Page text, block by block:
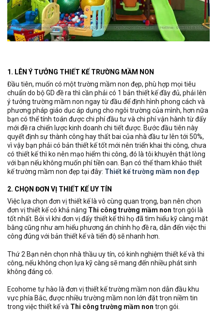
1. LÊN Ý TƯỞNG THIẾT KẾ TRƯỜNG MẦM NON
Đầu tiên, muốn có một trường mầm non đẹp, phù hợp mọi tiêu
chuẩn do bộ GD đề ra thì cần phải có 1 bản thiết kế đầy đủ, phải lên
ý tưởng trường mầm non ngay từ đầu để định hình phong cách và
phương pháp giáo dục áp dụng cho ngôi trường của mình, hơn nữa
bạn có thể tính toán được chi phí đầu tư và chi phí vận hành từ đấy
mới đề ra chiến lược kinh doanh chi tiết được. Bước đầu tiên này
quyết định sự thành công hay thất bai của nhà đầu tư lên tới 50%,
vì vậy bạn phải có bản thiết kế tốt mới nên triển khai thi công, chưa
có thiết kế thì ko nên mạo hiểm thi công, đó là tôi khuyên thật lòng
với bạn nếu không muốn phí tiền oan. Bạn có thể tham khảo thiết
kế trường mầm non đẹp tại đây: Thiết kế trường mầm non đẹp
2. CHỌN ĐƠN VỊ THIẾT KẾ UY TÍN
Việc lựa chọn đơn vị thiết kế là vô cùng quan trọng, bạn nên chọn
đơn vị thiết kế có khả năng Thi công trường mầm non trọn gói là
tốt nhất. Bởi vì khi đơn vị đấy thiết kế thì họ đã tìm hiểu kỹ càng mặt
bằng cũng như am hiểu phương án chính họ đề ra, dẫn đến việc thi
công đúng với bản thiết kế và tiến độ sẽ nhanh hơn.
Thứ 2 Bạn nên chọn nhà thầu uy tín, có kinh nghiệm thiết kế và thi
công, nếu không chọn lựa kỹ càng sẽ mang đến nhiều phát sinh
không đáng có.
Ecohome tự hào là đơn vị thiết kế trường mầm non dẫn đầu khu
vực phía Bắc, được nhiều trường mầm non lớn đặt trọn niềm tin
trong việc thiết kế và Thi công trường mầm non trọn gói.